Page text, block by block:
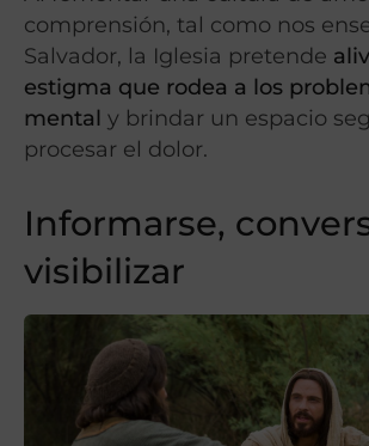
comprensión, tal como nos
Salvador, la Iglesia pretende
estigma que rodea a los
mental y brindar un espacio
procesar el dolor.
Informarse,
visibilizar